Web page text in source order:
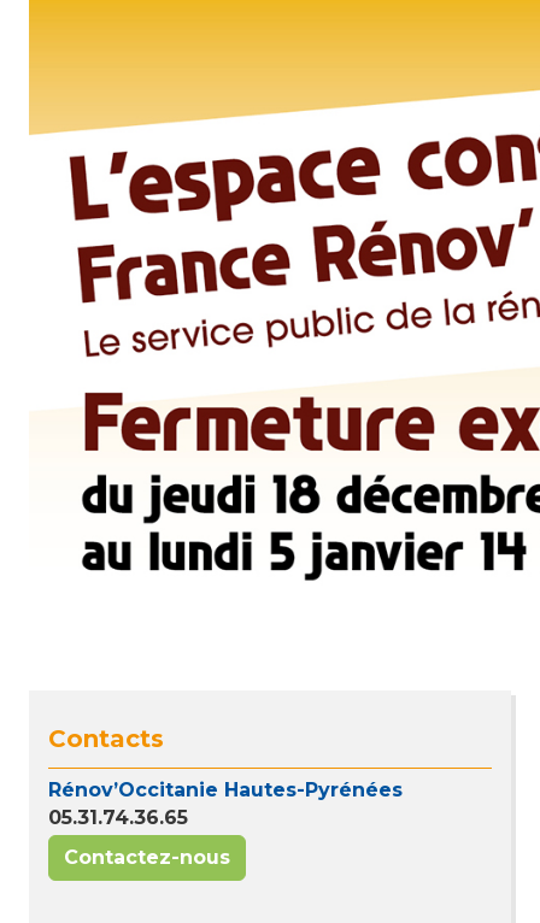
Contacts
Rénov’Occitanie Hautes-Pyrénées
05.31.74.36.65
Contactez-nous